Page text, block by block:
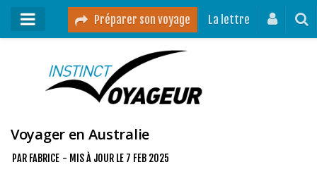
Préparer son voyage La lettre
Mon podcast
Destinations
Mes ressources pour voyager
Voyager en Australie
PAR FABRICE - MIS À JOUR LE 7 FEB 2025